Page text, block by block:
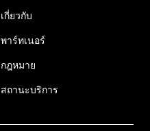
เกี่ยวกับ
พาร์ทเนอร์
กฎหมาย
สถานะบริการ